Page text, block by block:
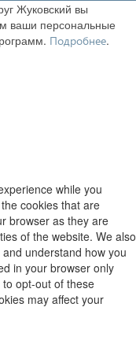
Жуковский вы
ваши персональные
Подробнее.
while you
cookies that are
browser as they are
of the website. We also
understand how you
in your browser only
opt-out of these
may affect your